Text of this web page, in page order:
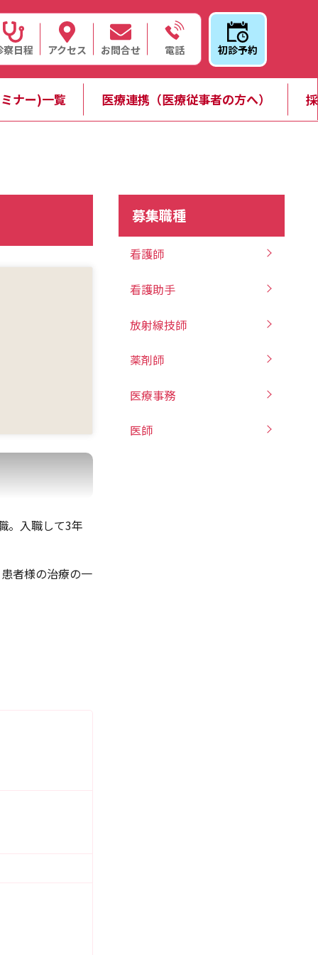
初診予約
察日程 アクセス お問合せ 電話
ナー)一覧 医療連携（医療従事者の方へ）
。入職して3年
者様の治療の一
募集職種
看護師
看護助手
放射線技師
薬剤師
医療事務
医師